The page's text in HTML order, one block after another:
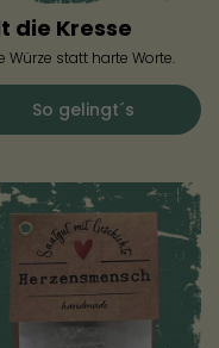
die Kresse
Würze statt harte Worte.
So gelingt´s